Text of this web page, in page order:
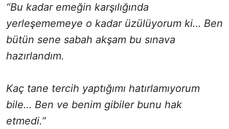
“Bu kadar emeğin karşılığında
yerleşememeye o kadar üzülüyorum ki… Ben
bütün sene sabah akşam bu sınava
hazırlandım.
Kaç tane tercih yaptığımı hatırlamıyorum
bile… Ben ve benim gibiler bunu hak
etmedi.”